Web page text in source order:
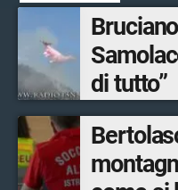
di tutto”